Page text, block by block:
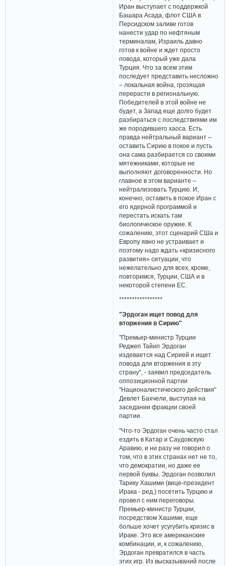
Иран выступает с поддержкой
Башара Асада, флот США в
Персидском заливе готов
нанести удар по нефтяным
терминалам, Израиль давно
готов к войне и ждет просто
повода, который уже дала
Турция. Что за всем этим
последует представить несложно
– локальная война, грозящая
перерасти в региональную.
Победителей в этой войне не
будет, а Запад еще долго будет
разбираться с последствиями им
же породившего хаоса. Есть
правда нейтральный вариант –
оставить Сирию в покое и пусть
она сама разбирается со своими
мятежниками, которые не
выполняют договоренности. Но
главное в этом варианте –
нейтрализовать Турцию. И,
конечно, оставить в покое Иран с
его ядерной программой и
перестать искать там
биологическое оружие. К
сожалению, этот сценарий СШа и
Европу явно не устраивает и
поэтому надо ждать «кризисного
развития» ситуации, что
нежелательно для всех, кроме,
повторимся, Турции, США и в
некоторой степени ЕС.
*****************
"Эрдоган ищет повод для
вторжения в Сирию"
"Премьер-министр Турции
Реджеп Тайип Эрдоган
издевается над Сирией и ищет
повода для вторжения в эту
страну", - заявил председатель
оппозиционной партии
"Националистического действия"
Девлет Бахчели, выступая на
заседании фракции своей
партии.
"Что-то Эрдоган очень часто стал
ездить в Катар и Саудовскую
Аравию, и ни разу не говорил о
том, что в этих странах нет не то,
что демократии, но даже ее
первой буквы. Эрдоган позволил
Тарику Хашими (вице-президент
Ирака - ред.) посетить Турцию и
провел с ним переговоры.
Премьер-министр Турции,
посредством Хашими, еще
больше хочет усугубить кризис в
Ираке. Это все американские
комбинации, и, к сожалению,
Эрдоган превратился в часть
этих игр. Из высказываний после